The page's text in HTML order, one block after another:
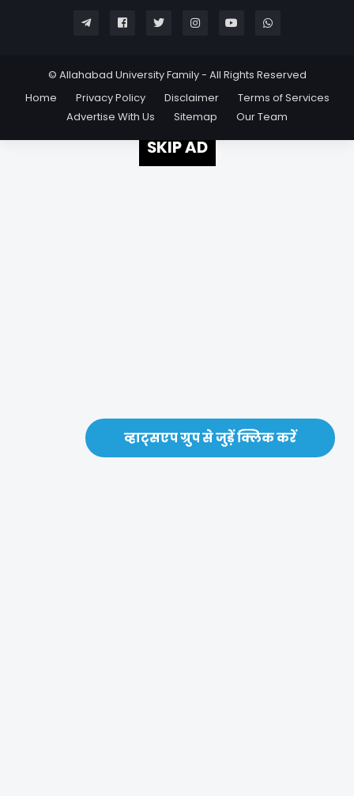
व्हाट्सएप ग्रुप से जुड़ें क्लिक करें
© Allahabad University Family - All Rights Reserved
Home
Privacy Policy Disclaimer
Terms of Services
Advertise With Us
Sitemap Our Team
SKIP AD